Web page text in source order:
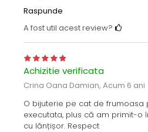
Raspunde
A fost util acest review?
Achizitie verificata
Crina Oana Damian, Acum 6 ani
O bijuterie pe cat de frumoasa
executata, plus că am primit-o
cu lănțișor. Respect